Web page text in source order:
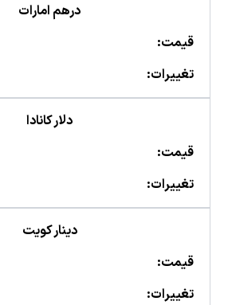
درهم امارات
قیمت:
تغییرات:
دلار کانادا
قیمت:
تغییرات:
دینار کویت
قیمت:
تغییرات: